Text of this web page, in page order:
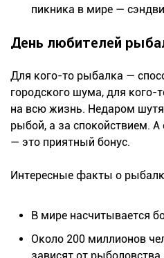
пикника в мире —
День любителей
Для кого-то рыбалка —
городского шума, для кого-
на всю жизнь. Недаром
рыбой, а за спокойствием.
— это приятный бонус.
Интересные факты о
В мире насчитывается
Около 200 миллионов